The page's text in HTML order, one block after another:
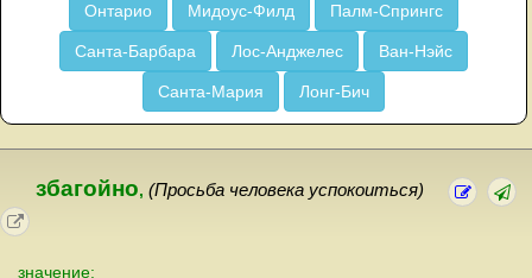
Онтарио Мидоус-Филд Палм-Спрингс
Санта-Барбара Лос-Анджелес Ван-Нэйс
Санта-Мария Лонг-Бич
збагойно, (Просьба человека успокоиться)
значение: